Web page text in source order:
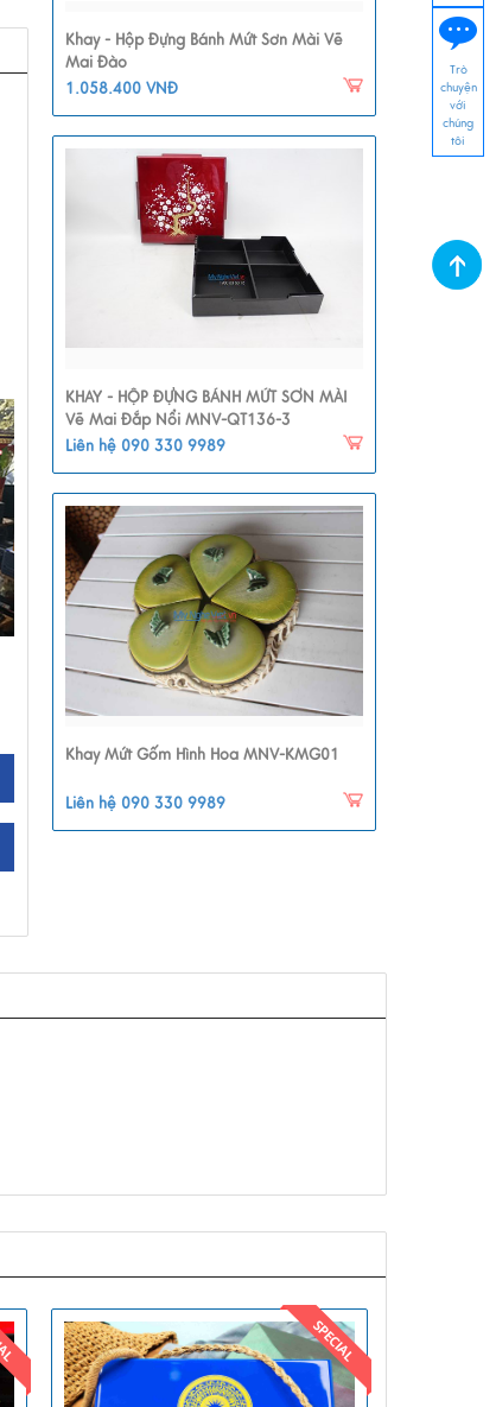
Khay - Hộp Đựng Bánh Mứt Sơn Mài Vẽ
Mai Đào
1.058.400 VNĐ
KHAY - HỘP ĐỰNG BÁNH MỨT SƠN MÀI
Vẽ Mai Đắp Nổi MNV-QT136-3
Liên hệ 090 330 9989
Khay Mứt Gốm Hình Hoa MNV-KMG01
Liên hệ 090 330 9989
Trò
chuyện
với
chúng
tôi